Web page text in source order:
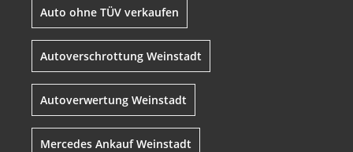
Auto ohne TÜV verkaufen
Autoverschrottung Weinstadt
Autoverwertung Weinstadt
Mercedes Ankauf Weinstadt